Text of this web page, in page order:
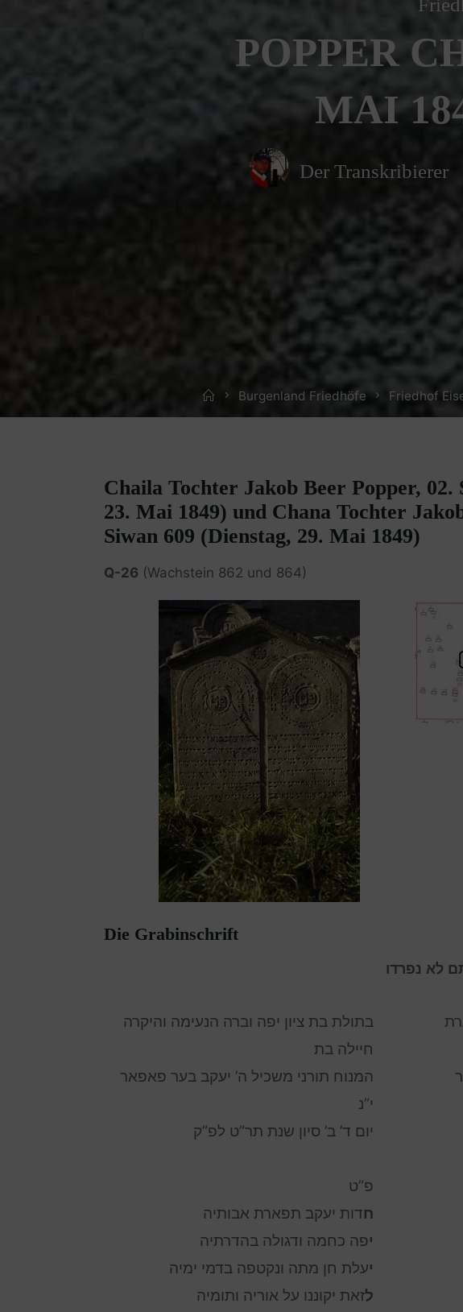
POPPER
MAI
Der Transkribierer
HomeBurgenland Friedhöfe Friedhof
Chaila Tochter Jakob Beer Popper,
23. Mai 1849) und Chana Tochter
Siwan 609 (Dienstag, 29. Mai 1849)
Q-26 (Wachstein 862 und 864)
Die Grabinschrift
לא נפרדו
בתולת בת ציון יפה וברה הנעימה והיקרה
חיילה בת
המנוח תורני משכיל ה’ יעקב בער פאפאר
י”נ
יום ד’ ב’ סיון שנת תר”ט לפ”ק
פ”ט
חדות יעקב תפארת אבותיה
יפה כחמה ודגולה בהדרתיה
יעלת חן מתה ונקטפה בדמי ימיה
לזאת יקוננו על אוריה ותומיה